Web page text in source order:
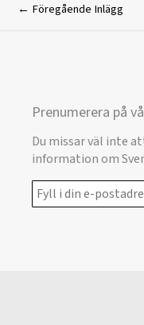
← Föregående Inlägg
Prenumerera på
Du missar väl inte
information om